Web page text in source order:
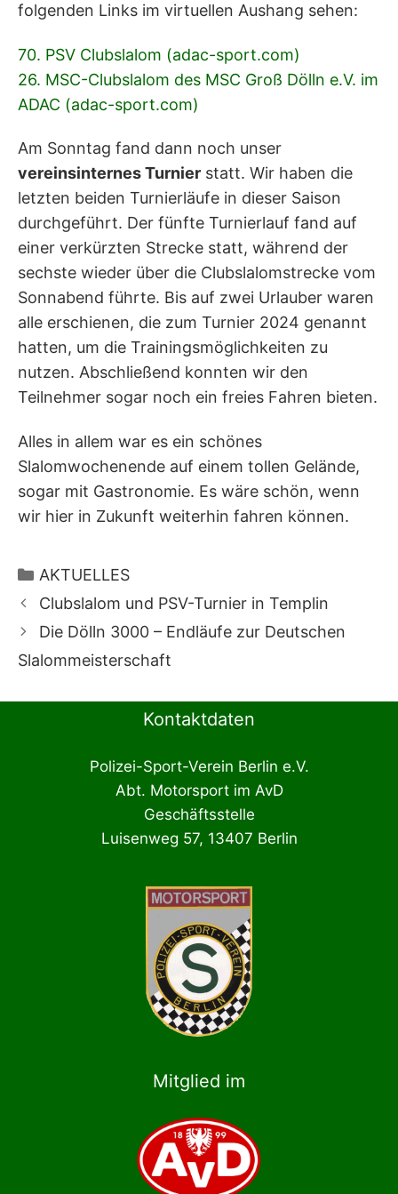
folgenden Links im virtuellen Aushang sehen:
70. PSV Clubslalom (adac-sport.com)
26. MSC-Clubslalom des MSC Groß Dölln e.V. im
ADAC (adac-sport.com)
Am Sonntag fand dann noch unser
vereinsinternes Turnier statt. Wir haben die
letzten beiden Turnierläufe in dieser Saison
durchgeführt. Der fünfte Turnierlauf fand auf
einer verkürzten Strecke statt, während der
sechste wieder über die Clubslalomstrecke vom
Sonnabend führte. Bis auf zwei Urlauber waren
alle erschienen, die zum Turnier 2024 genannt
hatten, um die Trainingsmöglichkeiten zu
nutzen. Abschließend konnten wir den
Teilnehmer sogar noch ein freies Fahren bieten.
Alles in allem war es ein schönes
Slalomwochenende auf einem tollen Gelände,
sogar mit Gastronomie. Es wäre schön, wenn
wir hier in Zukunft weiterhin fahren können.
Kategorien
AKTUELLES
Clubslalom und PSV-Turnier in Templin
Die Dölln 3000 – Endläufe zur Deutschen
Slalommeisterschaft
Kontaktdaten
Polizei-Sport-Verein Berlin e.V.
Abt. Motorsport im AvD
Geschäftsstelle
Luisenweg 57, 13407 Berlin
Mitglied im